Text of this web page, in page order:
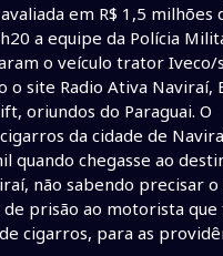
em R$ 1,5 milhões
a equipe da Polícia
o veículo trator
o site Radio Ativa Naviraí,
oriundos do Paraguai. O
da cidade de
chegasse ao
não sabendo precisar
de prisão ao motorista que
cigarros, para as